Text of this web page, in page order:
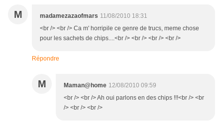
M madamezazaofmars 11/08/2010 18:31
<br /> <br /> Ca m' horripile ce genre de trucs, meme chose
pour les sachets de chips....<br /> <br /> <br /> <br />
Répondre
M Maman@home 12/08/2010 09:59
<br /> <br /> Ah oui parlons en des chips !!!<br /> <br
/> <br /> <br />